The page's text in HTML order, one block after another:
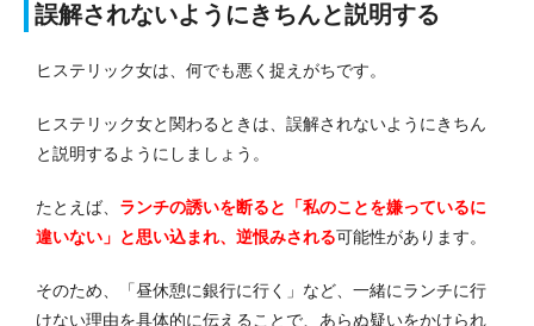
誤解されないようにきちんと説明する
ヒステリック女は、何でも悪く捉えがちです。
ヒステリック女と関わるときは、誤解されないようにきちん
と説明するようにしましょう。
たとえば、 ランチの誘いを断ると「私のことを嫌っているに
違いない」と思い込まれ、逆恨みされる可能性があります。
そのため、「昼休憩に銀行に行く」など、一緒にランチに行
けない理由を具体的に伝えることで、あらぬ疑いをかけられ